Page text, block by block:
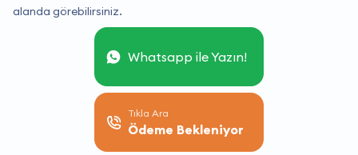
alanda görebilirsiniz.
Whatsapp ile Yazın!
Tıkla Ara
Ödeme Bekleniyor